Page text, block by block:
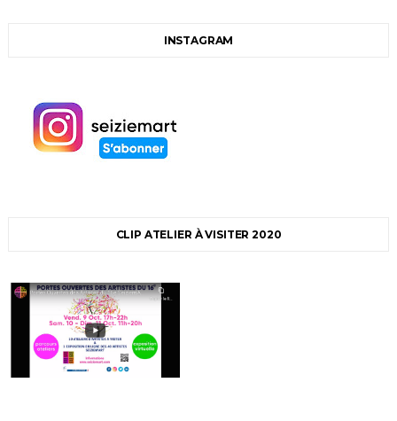
INSTAGRAM
CLIP ATELIER À VISITER 2020